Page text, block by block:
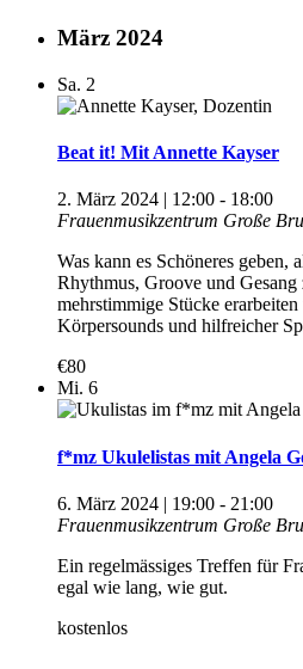
März 2024
Sa. 2
Beat it! Mit Annette Kayser
2. März 2024 | 12:00 - 18:00
Frauenmusikzentrum Große
Was kann es Schöneres geben,
Rhythmus, Groove und
mehrstimmige Stücke
Körpersounds und hilfreicher
€80
Mi. 6
f*mz Ukulelistas mit Angela
6. März 2024 | 19:00 - 21:00
Frauenmusikzentrum Große
Ein regelmässiges Treffen für
egal wie lang, wie gut.
kostenlos